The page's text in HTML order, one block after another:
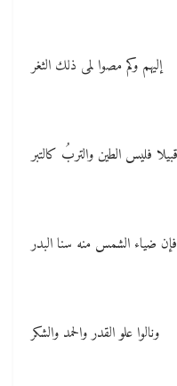
إليهم وكم مصوا لمى ذلك الثغر
قبيلا فليس الطين والتربُ كالتبر
فإن ضياء الشمس منه سنا البدر
ونالوا علو القدر والحمد والشكر